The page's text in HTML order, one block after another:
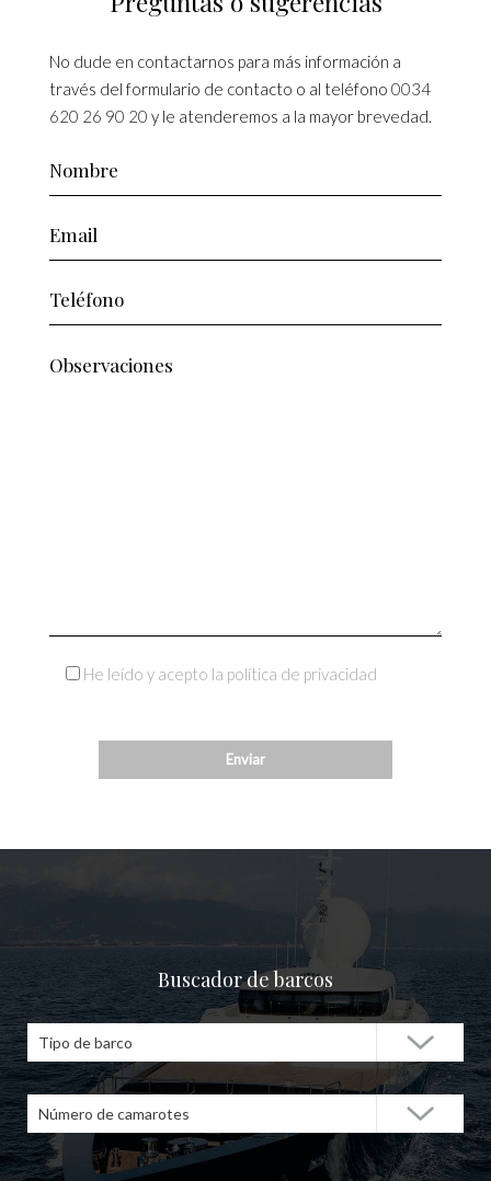
No dude en contactarnos para más información a
través del formulario de contacto o al teléfono 0034
620 26 90 20 y le atenderemos a la mayor brevedad.
He leído y acepto la política de privacidad
Buscador de barcos
Tipo de barco
Número de camarotes